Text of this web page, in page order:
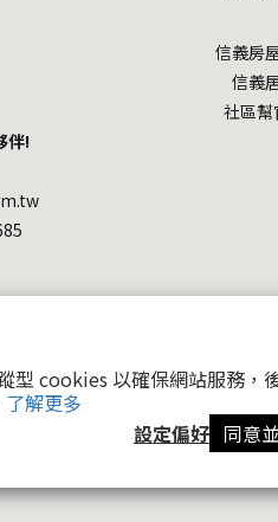
型 cookies 以確保網站服務，
了解更多
設定偏好 同意
伴!
信義房
信義
社區幫
提